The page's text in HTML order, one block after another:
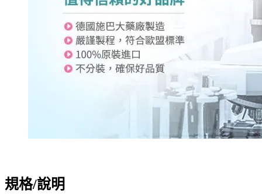
規格/說明